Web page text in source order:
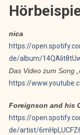
nica
https://
de/album/
Das Video zum Song
https://
Foreignson and his
https://
de/artist/